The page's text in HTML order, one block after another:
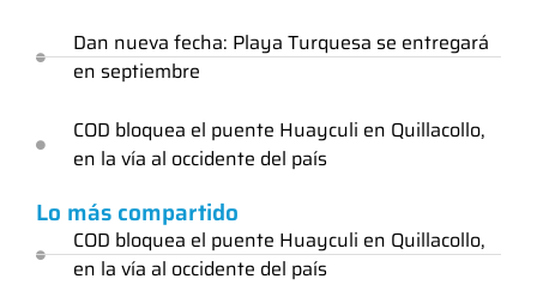
Dan nueva fecha: Playa Turquesa se entregará
en septiembre
COD bloquea el puente Huayculi en Quillacollo,
en la vía al occidente del país
Lo más compartido
COD bloquea el puente Huayculi en Quillacollo,
en la vía al occidente del país